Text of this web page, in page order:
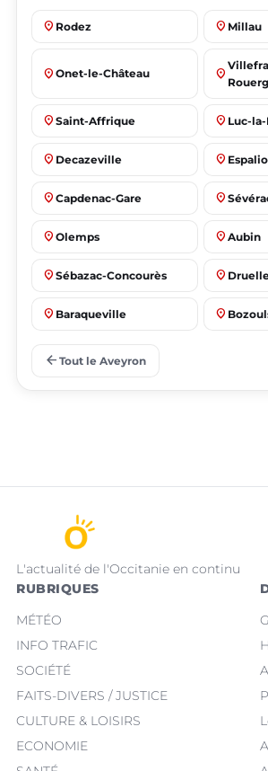
place Rodez place Millau
place Onet-le-Château place
place Saint-Affrique place Luc-
place Decazeville place
place Capdenac-Gare place
place Olemps place Aubin
place Sébazac-Concourès place
place Baraqueville place
place
arrow_back Tout le Aveyron
L'actualité de l'Occitanie en continu
RUBRIQUES
MÉTÉO
INFO TRAFIC
SOCIÉTÉ
FAITS-DIVERS / JUSTICE
CULTURE & LOISIRS
ECONOMIE